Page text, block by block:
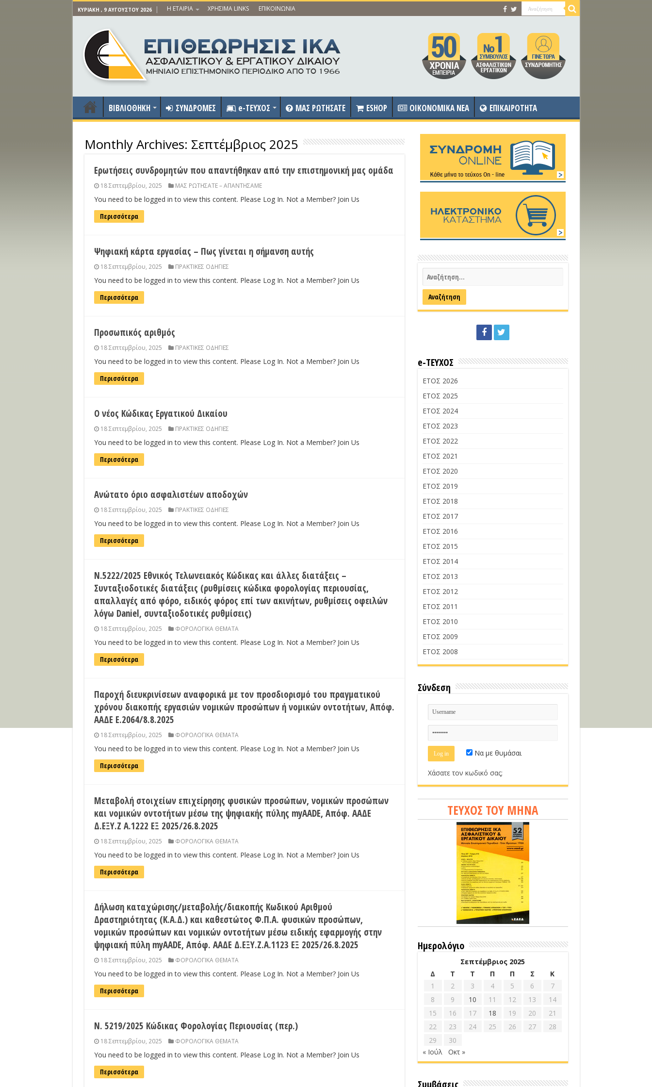
ΚΥΡΙΑΚΉ , 9 ΑΥΓΟΎΣΤΟΥ 2026 Η ΕΤΑΙΡΙΑ ΧΡΗΣΙΜΑ LINKS ΕΠΙΚΟΙΝΩΝΙΑ
ΒΙΒΛΙΟΘΗΚΗ ΣΥΝΔΡΟΜΕΣ e-ΤΕΥΧΟΣ ΜΑΣ ΡΩΤΗΣΑΤΕ ESHOP OIKONOMIKA NEA ΕΠΙΚΑΙΡΟΤΗΤΑ
Monthly Archives: Σεπτέμβριος 2025
Ερωτήσεις συνδρομητών που απαντήθηκαν από την επιστημονική μας ομάδα
18 Σεπτεμβρίου, 2025 ΜΑΣ ΡΩΤΗΣΑΤΕ – ΑΠΑΝΤΗΣΑΜΕ
You need to be logged in to view this content. Please Log In. Not a Member? Join Us
Περισσότερα
Ψηφιακή κάρτα εργασίας – Πως γίνεται η σήμανση αυτής
18 Σεπτεμβρίου, 2025 ΠΡΑΚΤΙΚΕΣ ΟΔΗΓΙΕΣ
You need to be logged in to view this content. Please Log In. Not a Member? Join Us
Περισσότερα
Προσωπικός αριθμός
18 Σεπτεμβρίου, 2025 ΠΡΑΚΤΙΚΕΣ ΟΔΗΓΙΕΣ
You need to be logged in to view this content. Please Log In. Not a Member? Join Us
Περισσότερα
Ο νέος Κώδικας Εργατικού Δικαίου
18 Σεπτεμβρίου, 2025 ΠΡΑΚΤΙΚΕΣ ΟΔΗΓΙΕΣ
You need to be logged in to view this content. Please Log In. Not a Member? Join Us
Περισσότερα
Ανώτατο όριο ασφαλιστέων αποδοχών
18 Σεπτεμβρίου, 2025 ΠΡΑΚΤΙΚΕΣ ΟΔΗΓΙΕΣ
You need to be logged in to view this content. Please Log In. Not a Member? Join Us
Περισσότερα
Ν.5222/2025 Εθνικός Τελωνειακός Κώδικας και άλλες διατάξεις –
Συνταξιοδοτικές διατάξεις (ρυθμίσεις κώδικα φορολογίας περιουσίας,
απαλλαγές από φόρο, ειδικός φόρος επί των ακινήτων, ρυθμίσεις οφειλών
λόγω Daniel, συνταξιοδοτικές ρυθμίσεις)
18 Σεπτεμβρίου, 2025 ΦΟΡΟΛΟΓΙΚΑ ΘΕΜΑΤΑ
You need to be logged in to view this content. Please Log In. Not a Member? Join Us
Περισσότερα
Παροχή διευκρινίσεων αναφορικά με τον προσδιορισμό του πραγματικού
χρόνου διακοπής εργασιών νομικών προσώπων ή νομικών οντοτήτων, Απόφ.
ΑΑΔΕ Ε.2064/8.8.2025
18 Σεπτεμβρίου, 2025 ΦΟΡΟΛΟΓΙΚΑ ΘΕΜΑΤΑ
You need to be logged in to view this content. Please Log In. Not a Member? Join Us
Περισσότερα
Μεταβολή στοιχείων επιχείρησης φυσικών προσώπων, νομικών προσώπων
και νομικών οντοτήτων μέσω της ψηφιακής πύλης myAADE, Απόφ. ΑΑΔΕ
Δ.ΕΞΥ.Ζ Α.1222 ΕΞ 2025/26.8.2025
18 Σεπτεμβρίου, 2025 ΦΟΡΟΛΟΓΙΚΑ ΘΕΜΑΤΑ
You need to be logged in to view this content. Please Log In. Not a Member? Join Us
Περισσότερα
Δήλωση καταχώρισης/μεταβολής/διακοπής Κωδικού Αριθμού
Δραστηριότητας (Κ.Α.Δ.) και καθεστώτος Φ.Π.Α. φυσικών προσώπων,
νομικών προσώπων και νομικών οντοτήτων μέσω ειδικής εφαρμογής στην
ψηφιακή πύλη myAADE, Απόφ. ΑΑΔΕ Δ.ΕΞΥ.Ζ.Α.1123 ΕΞ 2025/26.8.2025
18 Σεπτεμβρίου, 2025 ΦΟΡΟΛΟΓΙΚΑ ΘΕΜΑΤΑ
You need to be logged in to view this content. Please Log In. Not a Member? Join Us
Περισσότερα
Ν. 5219/2025 Κώδικας Φορολογίας Περιουσίας (περ.)
18 Σεπτεμβρίου, 2025 ΦΟΡΟΛΟΓΙΚΑ ΘΕΜΑΤΑ
You need to be logged in to view this content. Please Log In. Not a Member? Join Us
Περισσότερα
e-ΤΕΥΧΟΣ
ΕΤΟΣ 2026
ΕΤΟΣ 2025
ΕΤΟΣ 2024
ΕΤΟΣ 2023
ΕΤΟΣ 2022
ΕΤΟΣ 2021
ΕΤΟΣ 2020
ΕΤΟΣ 2019
ΕΤΟΣ 2018
ΕΤΟΣ 2017
ΕΤΟΣ 2016
ΕΤΟΣ 2015
ΕΤΟΣ 2014
ΕΤΟΣ 2013
ΕΤΟΣ 2012
ΕΤΟΣ 2011
ΕΤΟΣ 2010
ΕΤΟΣ 2009
ΕΤΟΣ 2008
Σύνδεση
Να με θυμάσαι
Χάσατε τον κωδικό σας;
ΤΕΥΧΟΣ ΤΟΥ ΜΗΝΑ
Ημερολόγιο
Σεπτέμβριος 2025
Δ
Τ Τ Π Π Σ
Κ
1
2 3 4 5 6
7
8
9 10 11 12 13
14
15
16 17 18 19 20
21
22
23 24 25 26 27
28
29
30
« Ιούλ
Οκτ »
Συμβάσεις